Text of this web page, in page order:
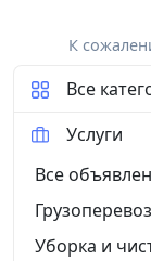
К
Все
Услуги
Все
Уборка и